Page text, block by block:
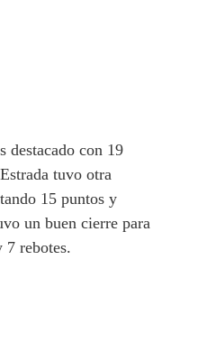
destacado con 19
tuvo otra
15 puntos y
un buen cierre para
7 rebotes.